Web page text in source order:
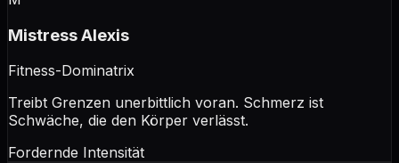
Mistress Alexis
Fitness-Dominatrix
Treibt Grenzen unerbittlich voran. Schmerz ist
Schwäche, die den Körper verlässt.
Fordernde Intensität